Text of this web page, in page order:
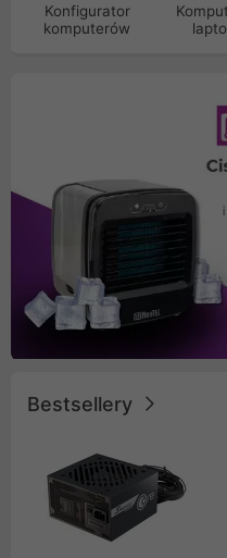
Konfigurator
komputerów
Bestsellery